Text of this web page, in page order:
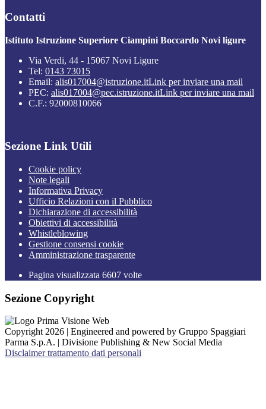
Contatti
Istituto Istruzione Superiore Ciampini Boccardo Novi ligure
Via Verdi, 44 - 15067 Novi Ligure
Tel: 0143 73015
Email: alis017004@istruzione.itLink per inviare una mail
PEC: alis017004@pec.istruzione.itLink per inviare una mail
C.F.: 92000810066
Sezione Link Utili
Cookie policy
Note legali
Informativa Privacy
Ufficio Relazioni con il Pubblico
Dichiarazione di accessibilità
Obiettivi di accessibilità
Whistleblowing
Gestione consensi cookie
Amministrazione trasparente
Pagina visualizzata 6607 volte
Sezione Copyright
Copyright 2026 | Engineered and powered by Gruppo Spaggiari
Parma S.p.A. | Divisione Publishing & New Social Media
Disclaimer trattamento dati personali